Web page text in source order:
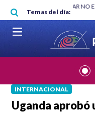
Pasar al contenido principal
Temas del día:
"HABLAR NO ES UN
INTERNACIONAL
Uganda aprobó